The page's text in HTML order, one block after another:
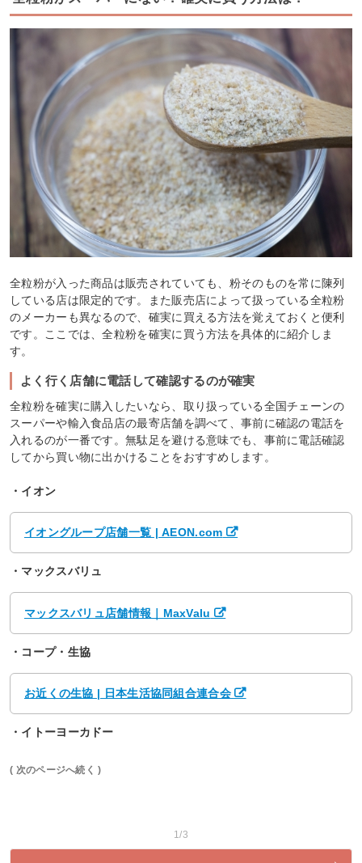
全粒粉が入った商品は販売されていても、粉そのものを常に陳列
している店は限定的です。また販売店によって扱っている全粒粉
のメーカーも異なるので、確実に買える方法を覚えておくと便利
です。ここでは、全粒粉を確実に買う方法を具体的に紹介しま
す。
よく行く店舗に電話して確認するのが確実
全粒粉を確実に購入したいなら、取り扱っている全国チェーンの
スーパーや輸入食品店の最寄店舗を調べて、事前に確認の電話を
入れるのが一番です。無駄足を避ける意味でも、事前に電話確認
してから買い物に出かけることをおすすめします。
・イオン
イオングループ店舗一覧 | AEON.com
・マックスバリュ
マックスバリュ店舗情報｜MaxValu
・コープ・生協
お近くの生協 | 日本生活協同組合連合会
・イトーヨーカドー
( 次のページへ続く )
1/3